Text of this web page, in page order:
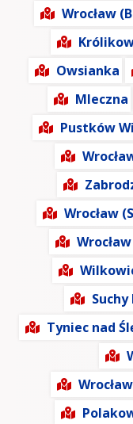
Wrocław
Owsianka
Mleczna
Pustków
Wrocław
Tyniec nad